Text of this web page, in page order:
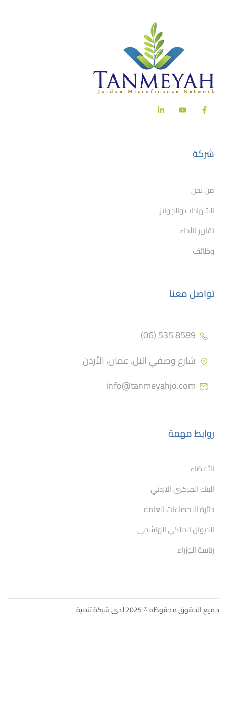
شركة
من نحن
الشهادات والجوائز
تقارير الأداء
وظائف
تواصل معنا
8589 535 (06)
شارع وصفي التل، عمان، الأردن
info@tanmeyahjo.com
روابط مهمة
الأعضاء
البنك المركزي الاردني
دائرة الاحصاءات العامه
الديوان الملكي الهاشمي
رئاسة الوزراء
جميع الحقوق محفوظه © 2025 لدى شبكة تنمية